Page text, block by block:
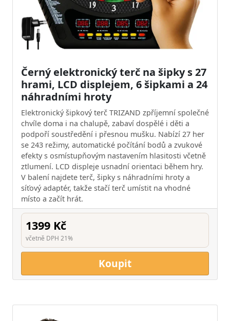
Černý elektronický terč na šipky s 27
hrami, LCD displejem, 6 šipkami a 24
náhradními hroty
Elektronický šipkový terč TRIZAND zpříjemní společné
chvíle doma i na chalupě, zabaví dospělé i děti a
podpoří soustředění i přesnou mušku. Nabízí 27 her
se 243 režimy, automatické počítání bodů a zvukové
efekty s osmístupňovým nastavením hlasitosti včetně
ztlumení. LCD displeje usnadní orientaci během hry.
V balení najdete terč, šipky s náhradními hroty a
síťový adaptér, takže stačí terč umístit na vhodné
místo a začít hrát.
1399 Kč
včetně DPH 21%
Koupit